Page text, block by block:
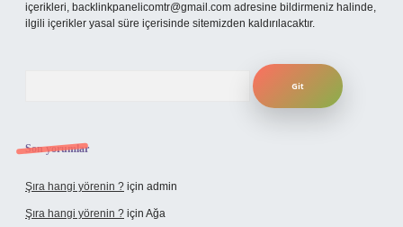
içerikleri, backlinkpanelicomtr@gmail.com adresine bildirmeniz halinde,
ilgili içerikler yasal süre içerisinde sitemizden kaldırılacaktır.
Son yorumlar
Şıra hangi yörenin ? için admin
Şıra hangi yörenin ? için Ağa